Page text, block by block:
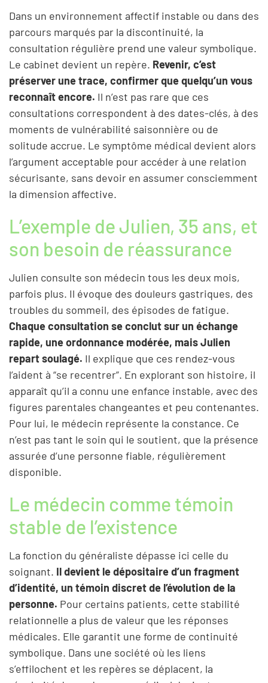
Dans un environnement affectif instable ou dans des
parcours marqués par la discontinuité, la
consultation régulière prend une valeur symbolique.
Le cabinet devient un repère. Revenir, c’est
préserver une trace, confirmer que quelqu’un vous
reconnaît encore. Il n’est pas rare que ces
consultations correspondent à des dates-clés, à des
moments de vulnérabilité saisonnière ou de
solitude accrue. Le symptôme médical devient alors
l’argument acceptable pour accéder à une relation
sécurisante, sans devoir en assumer consciemment
la dimension affective.
L’exemple de Julien, 35 ans, et
son besoin de réassurance
Julien consulte son médecin tous les deux mois,
parfois plus. Il évoque des douleurs gastriques, des
troubles du sommeil, des épisodes de fatigue.
Chaque consultation se conclut sur un échange
rapide, une ordonnance modérée, mais Julien
repart soulagé. Il explique que ces rendez-vous
l’aident à “se recentrer”. En explorant son histoire, il
apparaît qu’il a connu une enfance instable, avec des
figures parentales changeantes et peu contenantes.
Pour lui, le médecin représente la constance. Ce
n’est pas tant le soin qui le soutient, que la présence
assurée d’une personne fiable, régulièrement
disponible.
Le médecin comme témoin
stable de l’existence
La fonction du généraliste dépasse ici celle du
soignant. Il devient le dépositaire d’un fragment
d’identité, un témoin discret de l’évolution de la
personne. Pour certains patients, cette stabilité
relationnelle a plus de valeur que les réponses
médicales. Elle garantit une forme de continuité
symbolique. Dans une société où les liens
s’effilochent et les repères se déplacent, la